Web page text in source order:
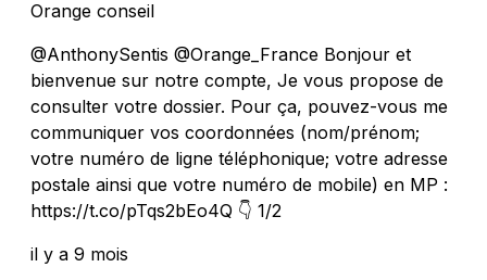
Orange conseil
@AnthonySentis @Orange_France Bonjour et
bienvenue sur notre compte, Je vous propose de
consulter votre dossier. Pour ça, pouvez-vous me
communiquer vos coordonnées (nom/prénom;
votre numéro de ligne téléphonique; votre adresse
postale ainsi que votre numéro de mobile) en MP :
https://t.co/pTqs2bEo4Q 👇 1/2
il y a 9 mois